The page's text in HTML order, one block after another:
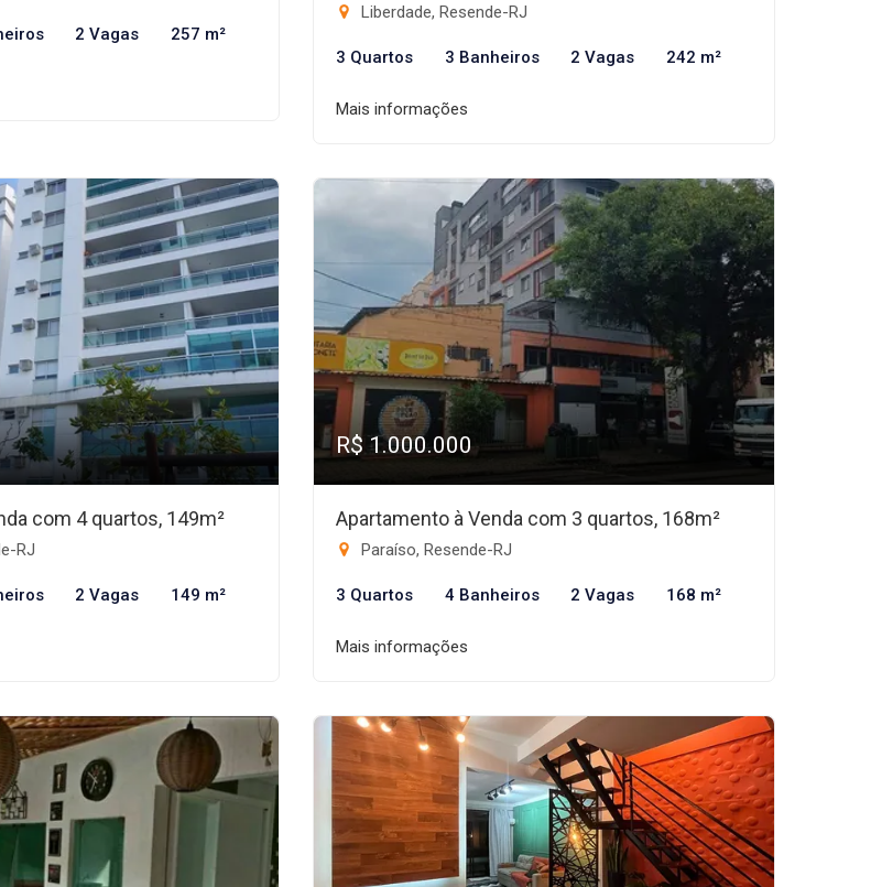
2 Vagas 257 m²
Liberdade, Resende-RJ
3 Quartos 3 Banheiros 2 Vagas 242 m²
Mais informações
com 4 quartos, 149m²
RJ
2 Vagas 149 m²
R$ 1.000.000
Apartamento à Venda com 3 quartos, 168m²
Paraíso, Resende-RJ
3 Quartos 4 Banheiros 2 Vagas 168 m²
Mais informações